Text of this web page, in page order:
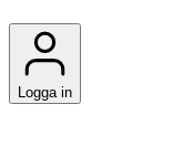
Logga in